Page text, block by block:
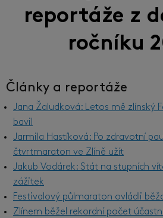
reportáže z
ročníku
Články a reportáže
Jana Žaludková: Letos mě zlínský
bavil
Jarmila Hastíková: Po zdravotní
čtvrtmaraton ve Zlíně užít
Jakub Vodárek: Stát na stupních
zážitek
Festivalový půlmaraton ovládli
Zlínem běžel rekordní počet